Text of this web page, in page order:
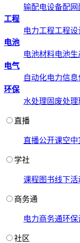
输配电设备配网
工程
电力工程工程设
电池
电池材料电池生
电气
自动化电力信息
环保
水处理 固废处理
直播
直播公开课空中
学社
课程 图书线下活
商务通
电力商务通环保
社区